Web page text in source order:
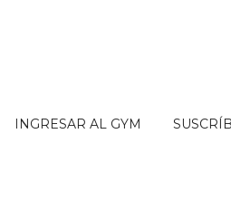
INGRESAR AL GYM